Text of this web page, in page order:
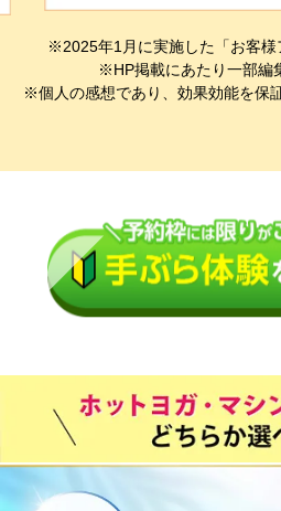
※2025年1月に実施した「お客様
※HP掲載にあたり一部編
※個人の感想であり、効果効能を保